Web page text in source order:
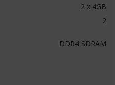
2 x 4GB
2
DDR4 SDRAM